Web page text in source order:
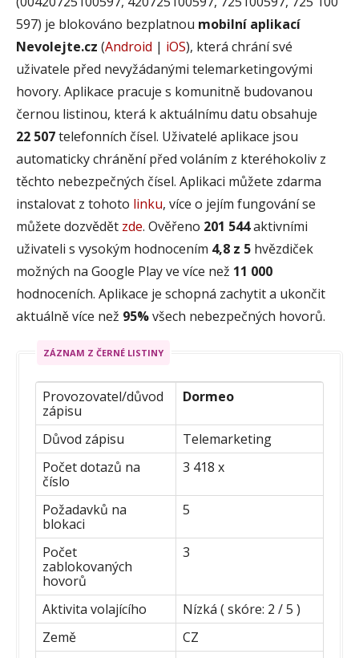
597) je blokováno bezplatnou mobilní aplikací
Nevolejte.cz (Android | iOS), která chrání své
uživatele před nevyžádanými telemarketingovými
hovory. Aplikace pracuje s komunitně budovanou
černou listinou, která k aktuálnímu datu obsahuje
22 507telefonních čísel. Uživatelé aplikace jsou
automaticky chránění před voláním z kteréhokoliv z
těchto nebezpečných čísel. Aplikaci můžete zdarma
instalovat z tohoto linku, více o jejím fungování se
můžete dozvědět zde. Ověřeno 201 544aktivními
uživateli s vysokým hodnocením 4,8 z 5 hvězdiček
možných na Google Play ve více než 11 000
hodnoceních. Aplikace je schopná zachytit a ukončit
aktuálně více než 95%všech nebezpečných hovorů.
ZÁZNAM Z ČERNÉ LISTINY
Provozovatel/důvod
zápisu
Dormeo
Důvod zápisu
Telemarketing
Počet dotazů na
číslo
3 418 x
Požadavků na
blokaci
5
Počet
zablokovaných
hovorů
3
Aktivita volajícího
Nízká ( skóre: 2 / 5 )
Země
CZ